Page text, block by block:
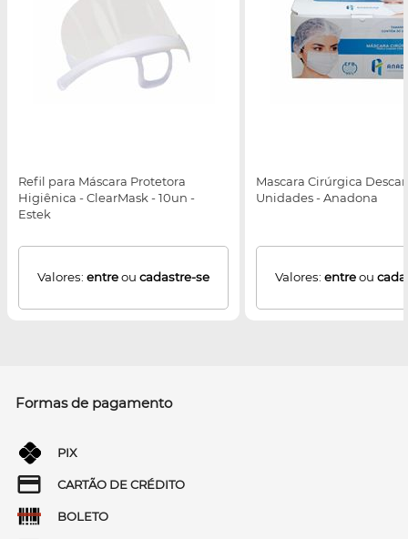
Refil para Máscara Protetora
Higiênica - ClearMask - 10un -
Estek
Valores: entreou cadastre-se
Mascara Cirúrgica
Unidades - Anadona
Valores: entreou
Formas de pagamento
PIX
CARTÃO DE CRÉDITO
BOLETO